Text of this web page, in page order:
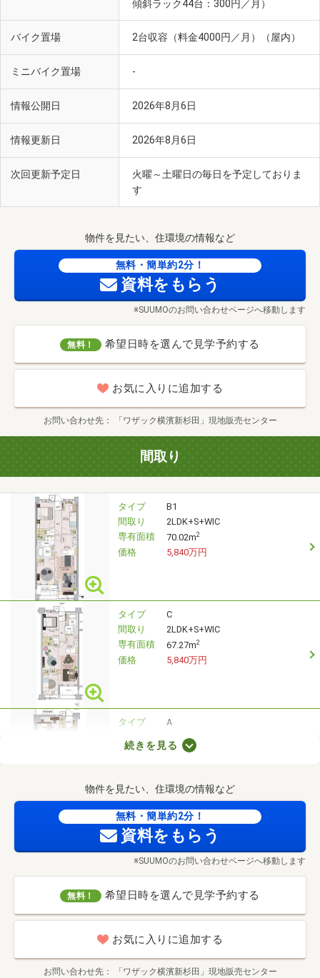
傾斜ラック44台：300円／月）
バイク置場 2台収容（料金4000円／月）（屋内）
ミニバイク置場 -
情報公開日 2026年8月6日
情報更新日 2026年8月6日
次回更新予定日
火曜～土曜日の毎日を予定しておりま
す
物件を見たい、住環境の情報など
無料・簡単約2分！
資料をもらう
※SUUMOのお問い合わせページへ移動します
無料！ 希望日時を選んで見学予約する
お気に入りに追加する
お問い合わせ先 「ワザック横濱新杉田」現地販売センター
間取り
タイプ
B1
間取り
2LDK+S+WIC
専有面積
70.02m2
価格 5,840万円
タイプ
C
間取り
2LDK+S+WIC
専有面積
67.27m2
価格 5,840万円
タイプ
A
3LDK+WIC
専有面積
72.6m2
タイプ
E2
間取り
3LDK+WIC
専有面積
70.01m 2
価格 6,140万円
続きを見る
物件を見たい、住環境の情報など
無料・簡単約2分！
資料をもらう
※SUUMOのお問い合わせページへ移動します
無料！ 希望日時を選んで見学予約する
お気に入りに追加する
お問い合わせ先 「ワザック横濱新杉田」現地販売センター